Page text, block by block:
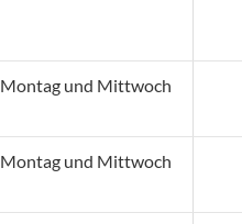
Montag und Mittwoch
Montag und Mittwoch